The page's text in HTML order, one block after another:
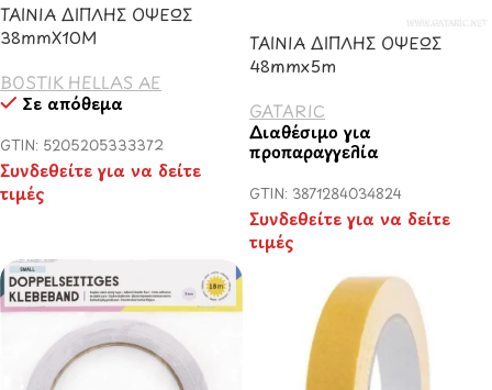
ΤΑΙΝΙΑ ΔΙΠΛΗΣ ΟΨΕΩΣ
38mmX10M
BOSTIK HELLAS AE
Σε απόθεμα
GTIN: 5205205333372
Συνδεθείτε για να δείτε
τιμές
ΤΑΙΝΙΑ ΔΙΠΛΗΣ ΟΨΕΩΣ
48mmx5m
GATARIC
Διαθέσιμο για
προπαραγγελία
GTIN: 3871284034824
Συνδεθείτε για να δείτε
τιμές